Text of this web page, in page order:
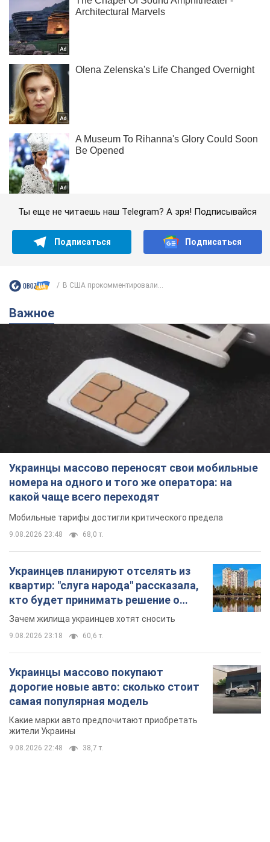
Ты еще не читаешь наш Telegram? А зря! Подписывайся
Подписаться Подписаться
В США прокомментировали...
Важное
Украинцы массово переносят свои мобильные
номера на одного и того же оператора: на
какой чаще всего переходят
Мобильные тарифы достигли критического предела
9.08.2026 23:48 68,0 т.
Украинцев планируют отселять из
квартир: "слуга народа" рассказала,
кто будет принимать решение о
сносе домов
Зачем жилища украинцев хотят сносить
9.08.2026 23:18 60,6 т.
Украинцы массово покупают
дорогие новые авто: сколько стоит
самая популярная модель
Какие марки авто предпочитают приобретать
жители Украины
9.08.2026 22:48 38,7 т.